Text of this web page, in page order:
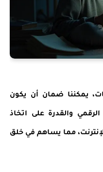
يمكننا ضمان أن يكون
والقدرة على اتخاذ
مما يساهم في خلق